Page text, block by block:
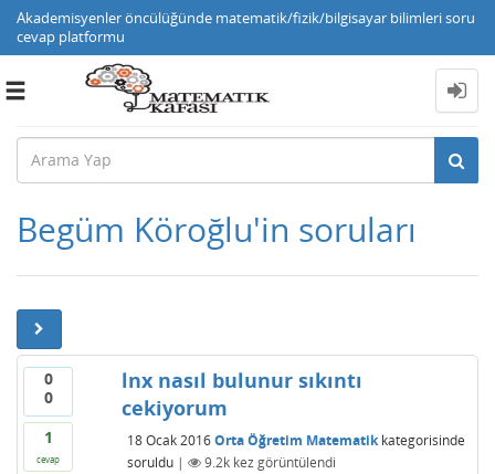
Akademisyenler öncülüğünde matematik/fizik/bilgisayar bilimleri soru
cevap platformu
Toggle
Begüm Köroğlu'in soruları
0
0
1
cevap
lnx nasıl bulunur sıkıntı
cekiyorum
18 Ocak 2016 Orta Öğretim Matematikkategorisinde
soruldu | 9.2kkez görüntülendi